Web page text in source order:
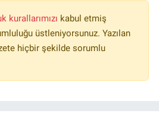
kurallarımızı kabul etmiş
üstleniyorsunuz. Yazılan
hiçbir şekilde sorumlu